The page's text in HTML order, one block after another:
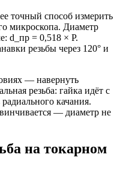
точный способ измерить
микроскопа. Диаметр
d_пр = 0,518 × P.
резьбы через 120° и
— навернуть
резьба: гайка идёт с
качания.
— диаметр не
на токарном